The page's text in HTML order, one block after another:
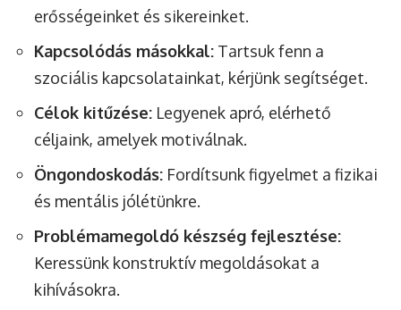
erősségeinket és sikereinket.
Kapcsolódás másokkal: Tartsuk fenn a
szociális kapcsolatainkat, kérjünk segítséget.
Célok kitűzése: Legyenek apró, elérhető
céljaink, amelyek motiválnak.
Öngondoskodás: Fordítsunk figyelmet a fizikai
és mentális jólétünkre.
Problémamegoldó készség fejlesztése:
Keressünk konstruktív megoldásokat a
kihívásokra.